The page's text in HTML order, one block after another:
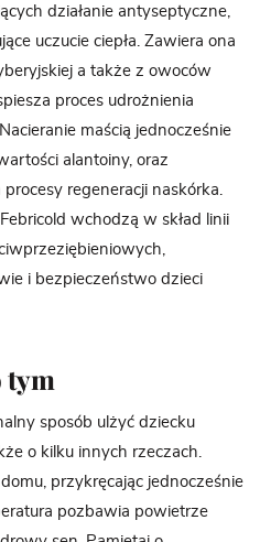
działanie antyseptyczne,
uczucie ciepła. Zawiera ona
a także z owoców
proces udrożnienia
maścią jednocześnie
alantoiny, oraz
regeneracji naskórka.
wchodzą w skład linii
i bezpieczeństwo dzieci
tym
sposób ulżyć dziecku
o kilku innych rzeczach.
przykręcając jednocześnie
pozbawia powietrze